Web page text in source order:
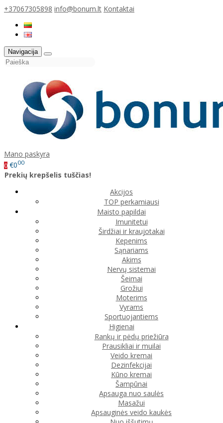
+37067305898 info@bonum.lt Kontaktai
Navigacija
Mano paskyra
0 €000
Prekių krepšelis tuščias!
Akcijos
TOP perkamiausi
Maisto papildai
Imunitetui
Širdžiai ir kraujotakai
Kepenims
Sąnariams
Akims
Nervų sistemai
Šeimai
Grožiui
Moterims
Vyrams
Sportuojantiems
Higienai
Rankų ir pėdų priežiūra
Prausikliai ir muilai
Veido kremai
Dezinfekcijai
Kūno kremai
Šampūnai
Apsauga nuo saulės
Masažui
Apsauginės veido kaukės